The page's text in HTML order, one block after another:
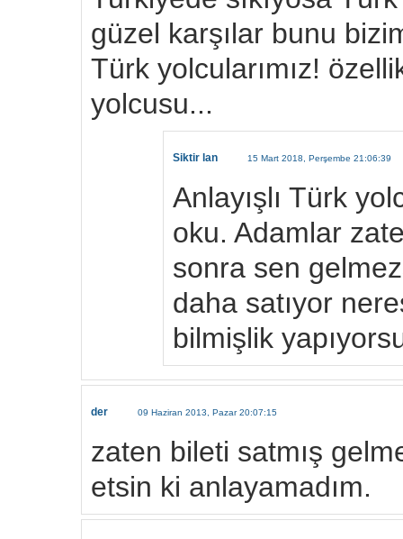
güzel karşılar bunu
Türk yolcularımız!
yolcusu...
Siktir lan 15 Mart 2018, Perşembe 21:06:39
Anlayışlı Türk
oku. Adamlar
sonra sen
daha satıyor
bilmişlik
der 09 Haziran 2013, Pazar 20:07:15
zaten bileti satmış
etsin ki anlayamadım.